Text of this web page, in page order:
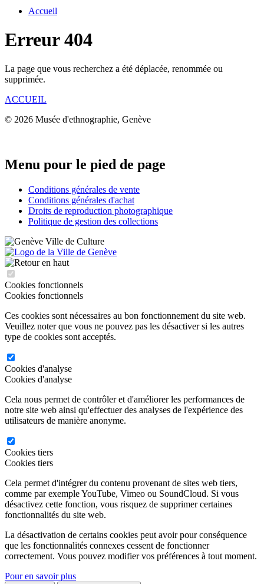
Accueil
Erreur 404
La page que vous recherchez a été déplacée, renommée ou
supprimée.
ACCUEIL
© 2026 Musée d'ethnographie, Genève
Menu pour le pied de page
Conditions générales de vente
Conditions générales d'achat
Droits de reproduction photographique
Politique de gestion des collections
Cookies fonctionnels
Cookies fonctionnels
Ces cookies sont nécessaires au bon fonctionnement du site web.
Veuillez noter que vous ne pouvez pas les désactiver si les autres
type de cookies sont acceptés.
Cookies d'analyse
Cookies d'analyse
Cela nous permet de contrôler et d'améliorer les performances de
notre site web ainsi qu'effectuer des analyses de l'expérience des
utilisateurs de manière anonyme.
Cookies tiers
Cookies tiers
Cela permet d'intégrer du contenu provenant de sites web tiers,
comme par exemple YouTube, Vimeo ou SoundCloud. Si vous
désactivez cette fonction, vous risquez de supprimer certaines
fonctionnalités du site web.
La désactivation de certains cookies peut avoir pour conséquence
que les fonctionnalités connexes cessent de fonctionner
correctement. Vous pouvez modifier vos préférences à tout moment.
Pour en savoir plus